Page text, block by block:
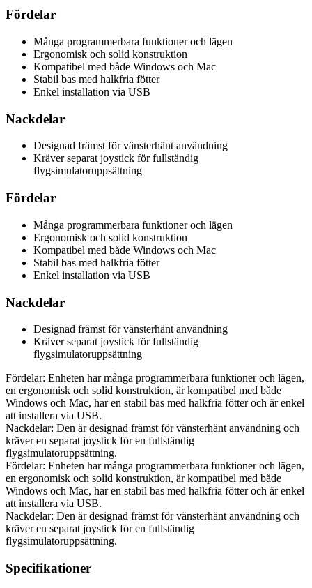
Fördelar
Många programmerbara funktioner och lägen
Ergonomisk och solid konstruktion
Kompatibel med både Windows och Mac
Stabil bas med halkfria fötter
Enkel installation via USB
Nackdelar
Designad främst för vänsterhänt användning
Kräver separat joystick för fullständig
flygsimulatoruppsättning
Fördelar
Många programmerbara funktioner och lägen
Ergonomisk och solid konstruktion
Kompatibel med både Windows och Mac
Stabil bas med halkfria fötter
Enkel installation via USB
Nackdelar
Designad främst för vänsterhänt användning
Kräver separat joystick för fullständig
flygsimulatoruppsättning
Fördelar: Enheten har många programmerbara funktioner och lägen,
en ergonomisk och solid konstruktion, är kompatibel med både
Windows och Mac, har en stabil bas med halkfria fötter och är enkel
att installera via USB.
Nackdelar: Den är designad främst för vänsterhänt användning och
kräver en separat joystick för en fullständig
flygsimulatoruppsättning.
Fördelar: Enheten har många programmerbara funktioner och lägen,
en ergonomisk och solid konstruktion, är kompatibel med både
Windows och Mac, har en stabil bas med halkfria fötter och är enkel
att installera via USB.
Nackdelar: Den är designad främst för vänsterhänt användning och
kräver en separat joystick för en fullständig
flygsimulatoruppsättning.
Specifikationer